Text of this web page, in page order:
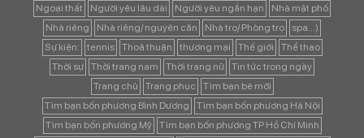
Ngoại thất
Người yêu lâu dài Người yêu ngắn hạn
Nhà mặt phố
Nhà riêng
Nhà riêng/ nguyên căn Nhà trọ/ Phòng trọ
spa...)
Sự kiện:
tennis Thoả thuận thương mại Thế giới
Thể thao
Thời sự
Thời trang nam Thời trang nữ
Tin tức trong ngày
Trang chủ
Trang phục
Tìm bạn bè mới
Tìm bạn bốn phương Bình Dương
Tìm bạn bốn phương Hà Nội
Tìm bạn bốn phương Mỹ
Tìm bạn bốn phương TP Hồ Chí Minh